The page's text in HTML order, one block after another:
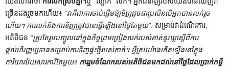
ច្រើនដងរួចមកហើយ៖ “វា​គឺ​ជា​ការ​ចាប់​ផ្តើ​ម​ឱ្យ​ទិញ​ដូច​ជា​ប្រសិន​បើ​អ្នក​បាន​លក់​រួច​
ហើយ​។ ការ​លក់​និង​ការ​ទិញ​ត្រូវ​បាន​ធ្វើ​ឡើង​នៅ​ថ្ងៃ​តែ​មួយ​” . សម្រាប់វាដំណើរការ,
អតិថិជន “ត្រូវតែរួមបញ្ចូលនៅក្នុងកិច្ចព្រមព្រៀងលក់របស់គាត់នូវឃ្លាស្តីពីការ
ផ្តល់ហិរញ្ញប្បទានសម្រាប់ការទិញផ្ទះថ្មីរបស់គាត់។ អ្វីគ្រប់យ៉ាងកើតឡើងនៅក្នុង
ការិយាល័យសារការីតែមួយ៖ ការរួមចំណែករបស់អតិថិជនមកដល់នៅថ្ងៃដែលប្រាក់កម្ចី